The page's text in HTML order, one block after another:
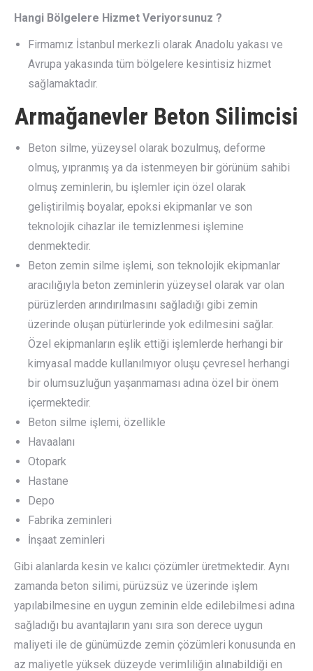
Hangi Bölgelere Hizmet Veriyorsunuz ?
Firmamız İstanbul merkezli olarak Anadolu yakası ve
Avrupa yakasında tüm bölgelere kesintisiz hizmet
sağlamaktadır.
Armağanevler Beton Silimcisi
Beton silme, yüzeysel olarak bozulmuş, deforme
olmuş, yıpranmış ya da istenmeyen bir görünüm sahibi
olmuş zeminlerin, bu işlemler için özel olarak
geliştirilmiş boyalar, epoksi ekipmanlar ve son
teknolojik cihazlar ile temizlenmesi işlemine
denmektedir.
Beton zemin silme işlemi, son teknolojik ekipmanlar
aracılığıyla beton zeminlerin yüzeysel olarak var olan
pürüzlerden arındırılmasını sağladığı gibi zemin
üzerinde oluşan pütürlerinde yok edilmesini sağlar.
Özel ekipmanların eşlik ettiği işlemlerde herhangi bir
kimyasal madde kullanılmıyor oluşu çevresel herhangi
bir olumsuzluğun yaşanmaması adına özel bir önem
içermektedir.
Beton silme işlemi, özellikle
Havaalanı
Otopark
Hastane
Depo
Fabrika zeminleri
İnşaat zeminleri
Gibi alanlarda kesin ve kalıcı çözümler üretmektedir. Aynı
zamanda beton silimi, pürüzsüz ve üzerinde işlem
yapılabilmesine en uygun zeminin elde edilebilmesi adına
sağladığı bu avantajların yanı sıra son derece uygun
maliyeti ile de günümüzde zemin çözümleri konusunda en
az maliyetle yüksek düzeyde verimliliğin alınabildiği en